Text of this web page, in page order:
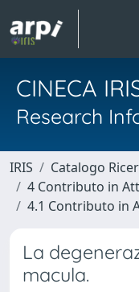
CINECA
Research
IRIS
Catalogo
4 Contributo in
4.1 Contributo in
La
macula.